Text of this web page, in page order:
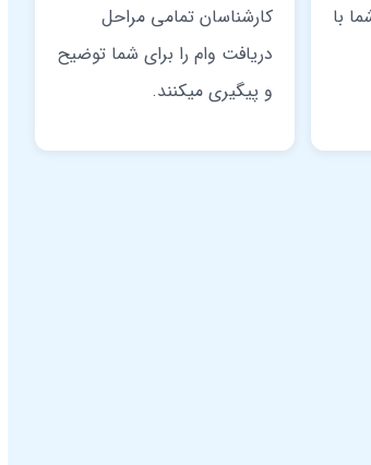
با
کارشناسان تمامی مراحل
دریافت وام را برای شما توضیح
و پیگیری میکنند.